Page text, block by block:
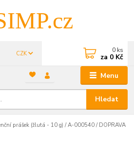
Menu
CZK
Hledat
0 ks
za 0 Kč
prášek (žlutá - 10 g) / A-000540 / DOPRAVA